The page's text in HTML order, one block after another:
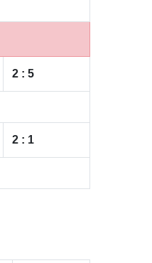
2 : 5
2 : 1